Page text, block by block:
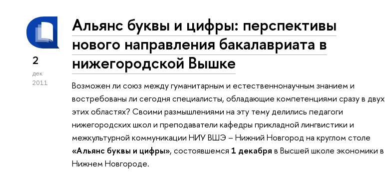
2
дек
2011
Альянс буквы и цифры: перспективы
нового направления бакалавриата в
нижегородской Вышке
Возможен ли союз между гуманитарным и естественнонаучным знанием и
востребованы ли сегодня специалисты, обладающие компетенциями сразу в двух
этих областях? Своими размышлениями на эту тему делились педагоги
нижегородских школ и преподаватели кафедры прикладной лингвистики и
межкультурной коммуникации НИУ ВШЭ – Нижний Новгород на круглом столе
«Альянс буквы и цифры», состоявшемся1 декабря в Высшей школе экономики в
Нижнем Новгороде.